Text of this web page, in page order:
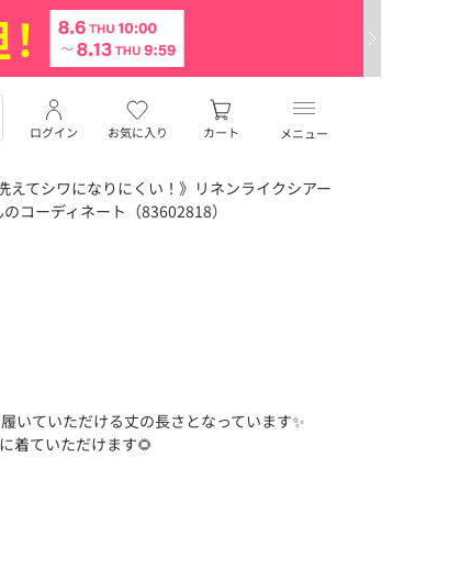
メニュー
お気に入り
ログイン カート
えてシワになりにくい！》リネンライクシアー
コーディネート（83602818）
いていただける丈の長さとなっています✨
着ていただけます🌻